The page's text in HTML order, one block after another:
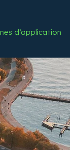
d’application